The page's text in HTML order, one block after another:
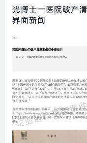
光博士一医院破产
界面新闻
...